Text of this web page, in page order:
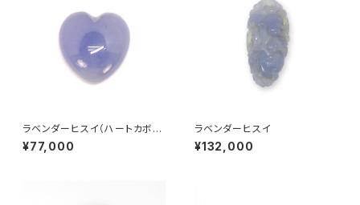
ラベンダーヒスイ（ハートカボシ
ョンカット）
¥77,000
ラベンダーヒスイ
¥132,000